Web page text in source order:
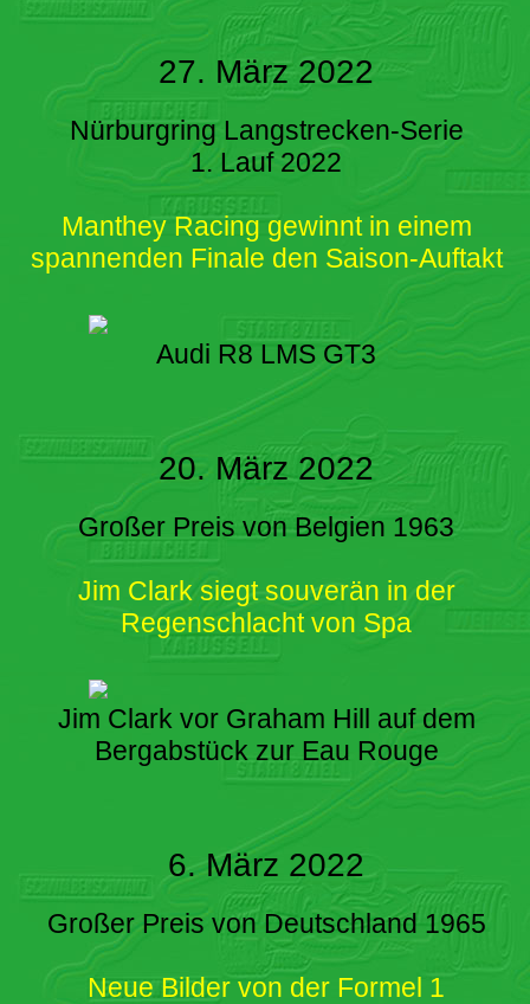
27. März 2022
Nürburgring Langstrecken-Serie
1. Lauf 2022
Manthey Racing gewinnt in einem
spannenden Finale den Saison-Auftakt
Audi R8 LMS GT3
20. März 2022
Großer Preis von Belgien 1963
Jim Clark siegt souverän in der
Regenschlacht von Spa
Jim Clark vor Graham Hill auf dem
Bergabstück zur Eau Rouge
6. März 2022
Großer Preis von Deutschland 1965
Neue Bilder von der Formel 1